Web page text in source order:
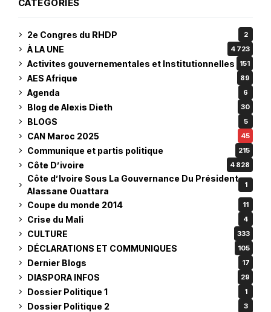
CATEGORIES
2e Congres du RHDP 2
À LA UNE 4 723
Activites gouvernementales et Institutionnelles 151
AES Afrique 89
Agenda 6
Blog de Alexis Dieth 30
BLOGS 5
CAN Maroc 2025 45
Communique et partis politique 215
Côte D’ivoire 4 828
Côte d’Ivoire Sous La Gouvernance Du Président
Alassane Ouattara
1
Coupe du monde 2014 11
Crise du Mali 4
CULTURE 333
DÉCLARATIONS ET COMMUNIQUES 105
Dernier Blogs 17
DIASPORA INFOS 29
Dossier Politique 1 1
Dossier Politique 2 3